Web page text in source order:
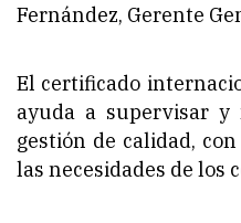
Fernández, Gerente
El certificado
ayuda a supervisar y
gestión de calidad,
las necesidades de los